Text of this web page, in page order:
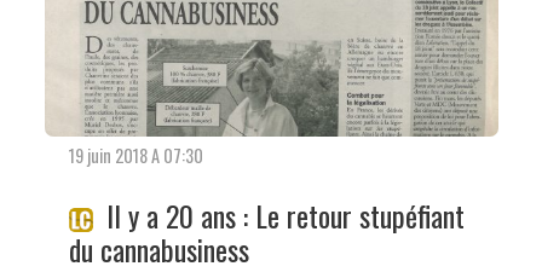
19 juin 2018 A 07:30
Il y a 20 ans : Le retour stupéfiant
du cannabusiness